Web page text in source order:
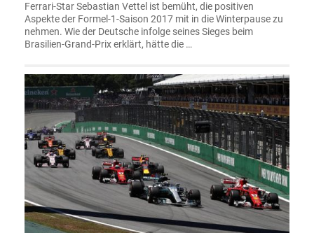
Ferrari-Star Sebastian Vettel ist bemüht, die positiven
Aspekte der Formel-1-Saison 2017 mit in die Winterpause zu
nehmen. Wie der Deutsche infolge seines Sieges beim
Brasilien-Grand-Prix erklärt, hätte die …